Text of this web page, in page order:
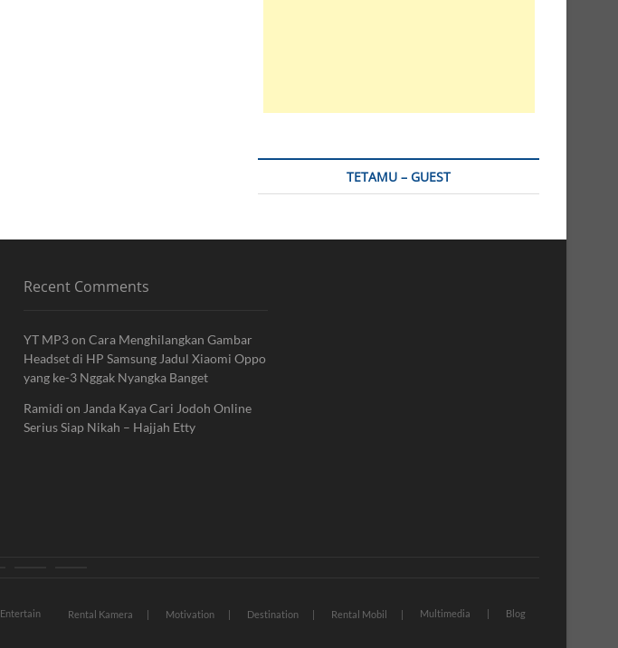
TETAMU – GUEST
Recent Comments
YT MP3on Cara Menghilangkan Gambar
Headset di HP Samsung Jadul Xiaomi Oppo
yang ke-3 Nggak Nyangka Banget
Ramidi on Janda Kaya Cari Jodoh Online
Serius Siap Nikah – Hajjah Etty
Entertain Rental Kamera Motivation Destination Rental Mobil Multimedia Blog